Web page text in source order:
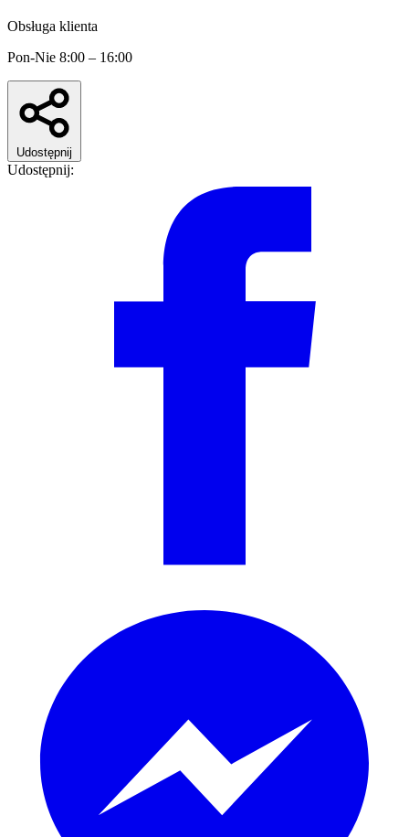
Obsługa klienta
Pon-Nie 8:00 – 16:00
Udostępnij
Udostępnij: